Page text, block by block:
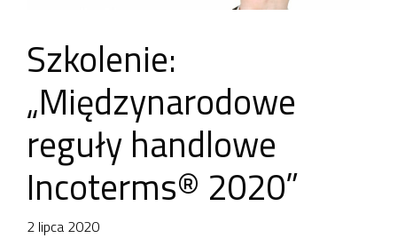
Szkolenie:
„Międzynarodowe
reguły handlowe
Incoterms® 2020”
2 lipca 2020